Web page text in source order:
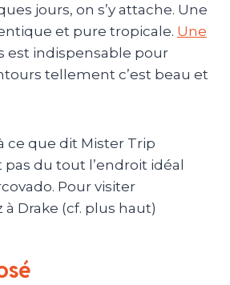
jours, on s’y attache. Une
et pure tropicale. Une
est indispensable pour
tellement c’est beau et
ce que dit Mister Trip
pas du tout l’endroit idéal
Pour visiter
à Drake (cf. plus haut)